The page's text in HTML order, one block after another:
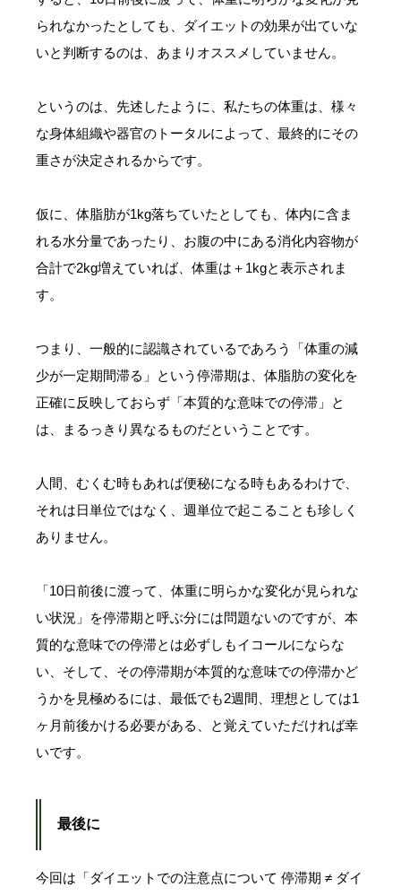
られなかったとしても、ダイエットの効果が出ていな
いと判断するのは、あまりオススメしていません。
というのは、先述したように、私たちの体重は、様々
な身体組織や器官のトータルによって、最終的にその
重さが決定されるからです。
仮に、体脂肪が1kg落ちていたとしても、体内に含ま
れる水分量であったり、お腹の中にある消化内容物が
合計で2kg増えていれば、体重は＋1kgと表示されま
す。
つまり、一般的に認識されているであろう「体重の減
少が一定期間滞る」という停滞期は、体脂肪の変化を
正確に反映しておらず「本質的な意味での停滞」と
は、まるっきり異なるものだということです。
人間、むくむ時もあれば便秘になる時もあるわけで、
それは日単位ではなく、週単位で起こることも珍しく
ありません。
「10日前後に渡って、体重に明らかな変化が見られな
い状況」を停滞期と呼ぶ分には問題ないのですが、本
質的な意味での停滞とは必ずしもイコールにならな
い、そして、その停滞期が本質的な意味での停滞かど
うかを見極めるには、最低でも2週間、理想としては1
ヶ月前後かける必要がある、と覚えていただければ幸
いです。
最後に
今回は「ダイエットでの注意点について 停滞期 ≠ ダイ